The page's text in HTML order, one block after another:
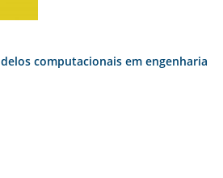
computacionais em engenharia